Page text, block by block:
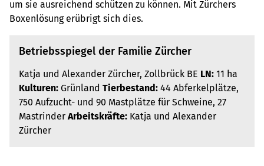
um sie ausreichend schützen zu können. Mit Zürchers
Boxenlösung erübrigt sich dies.
Betriebsspiegel der Familie Zürcher
Katja und Alexander Zürcher, Zollbrück BE LN: 11 ha
Kulturen: Grünland Tierbestand: 44 Abferkelplätze,
750 Aufzucht- und 90 Mastplätze für Schweine, 27
Mastrinder Arbeitskräfte: Katja und Alexander
Zürcher